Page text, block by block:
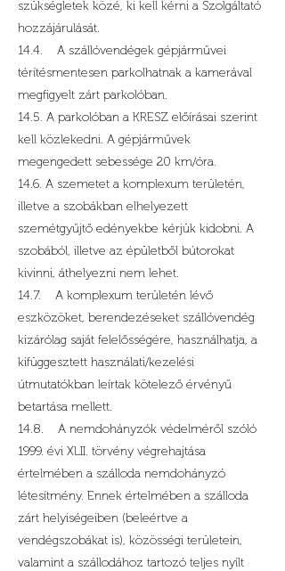
szükségletek közé, ki kell kérni a Szolgáltató
hozzájárulását.
14.4. A szállóvendégek gépjárművei
térítésmentesen parkolhatnak a kamerával
megfigyelt zárt parkolóban.
14.5. A parkolóban a KRESZ előírásai szerint
kell közlekedni. A gépjárművek
megengedett sebessége 20 km/óra.
14.6. A szemetet a komplexum területén,
illetve a szobákban elhelyezett
szemétgyűjtő edényekbe kérjük kidobni. A
szobából, illetve az épületből bútorokat
kivinni, áthelyezni nem lehet.
14.7. A komplexum területén lévő
eszközöket, berendezéseket szállóvendég
kizárólag saját felelősségére, használhatja, a
kifüggesztett használati/kezelési
útmutatókban leírtak kötelező érvényű
betartása mellett.
14.8. A nemdohányzók védelméről szóló
1999. évi XLII. törvény végrehajtása
értelmében a szálloda nemdohányzó
létesítmény. Ennek értelmében a szálloda
zárt helyiségeiben (beleértve a
vendégszobákat is), közösségi területein,
valamint a szállodához tartozó teljes nyílt